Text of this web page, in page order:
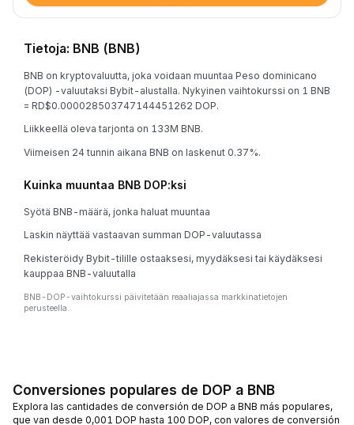
Tietoja: BNB (BNB)
BNB on kryptovaluutta, joka voidaan muuntaa Peso dominicano
(DOP) -valuutaksi Bybit-alustalla. Nykyinen vaihtokurssi on 1 BNB
= RD$0.000028503747144451262 DOP.
Liikkeellä oleva tarjonta on 133M BNB.
Viimeisen 24 tunnin aikana BNB on laskenut 0.37%.
Kuinka muuntaa BNB DOP:ksi
Syötä BNB-määrä, jonka haluat muuntaa
Laskin näyttää vastaavan summan DOP-valuutassa
Rekisteröidy Bybit-tilille ostaaksesi, myydäksesi tai käydäksesi
kauppaa BNB-valuutalla
BNB-DOP-vaihtokurssi päivitetään reaaliajassa markkinatietojen
perusteella.
Conversiones populares de DOP a BNB
Explora las cantidades de conversión de DOP a BNB más populares,
que van desde 0,001 DOP hasta 100 DOP, con valores de conversión